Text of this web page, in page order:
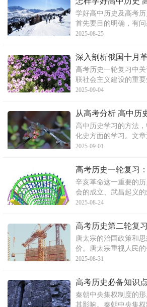
/
物理复习
/
学好高中历史及高考历
首先要目的明确，有问
录和正文把握整体知识
次要掌握正确阅读方
比词。最后，要理解
忆，提倡巧记，切忌
2025-08-25
深入剖析俄国十月
建设的高考历史复
高考历史一轮复习中
联社会主义建设的重要
绍了二月革命、《四月
详细的默写和背诵提
忆这些历史事件。接
共产主义政策到“斯大
2025-09-04
从高考分析 高中历
高中历史学习的方法
化史方面的学习。文章
时期的文化特征，整合
知识点进行练习。文章
点问题的必要性。
2025-09-01
高考历史一轮复习
辛亥革命这一重要的
会的成立、武昌起义的
立、《中华民国临时约
命推翻了清朝的封建
政体，建立了资产阶
历史意义。
2025-08-24
高考历史第二轮复
题
唐太宗的治国政策和
价。唐太宗重视人民的
的政策，并善于纳谏。
民族和对外政策上，
政策，促进了民族融
唐太宗的评价，存在肯
2025-08-31
高考历史必备知识
的形成
秦朝中央集权制度的
其影响。秦朝中央集权